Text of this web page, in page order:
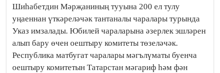
Шиһабетдин Мәрҗаниның тууына 200 ел тулу
уңаеннан үткәреләчәк тантаналы чаралары турында
Указ имзалады. Юбилей чараларына әзерлек эшләрен
алып бару өчен оештыру комитеты төзеләчәк.
Республика матбугат чаралары мәгълүматы буенча
оештыру комитетын Татарстан мәгариф һәм фән